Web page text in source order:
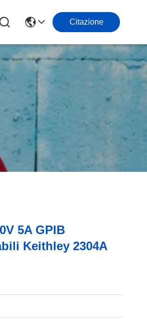
Citazione
5A GPIB
Keithley 2304A